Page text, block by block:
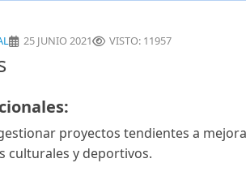
25 JUNIO 2021 VISTO: 11957
proyectos tendientes a
culturales y deportivos.